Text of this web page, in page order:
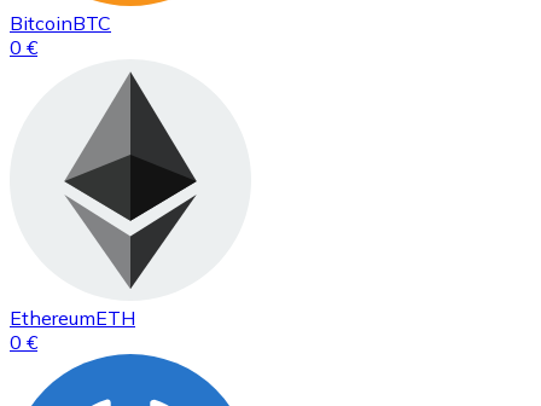
BitcoinBTC
0 €
EthereumETH
0 €